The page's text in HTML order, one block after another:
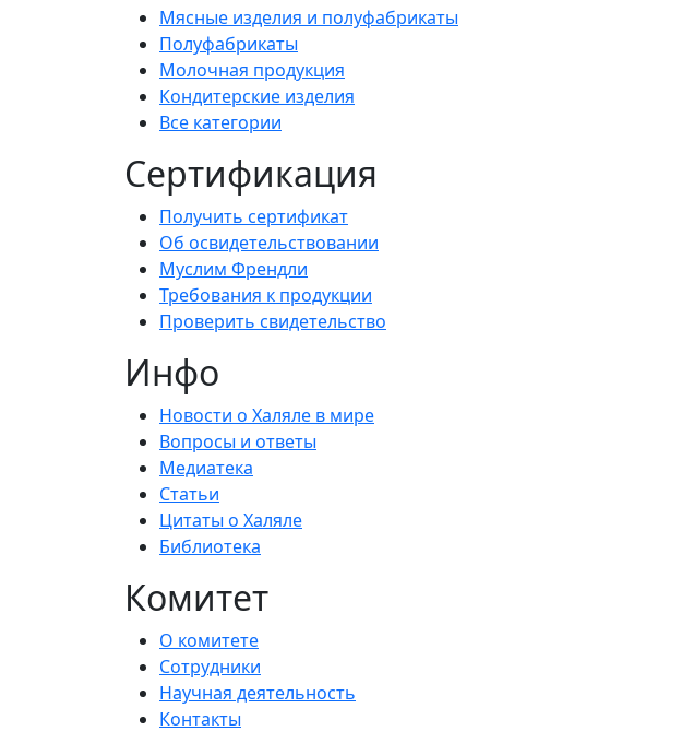
Мясные изделия и полуфабрикаты
Полуфабрикаты
Молочная продукция
Кондитерские изделия
Все категории
Сертификация
Получить сертификат
Об освидетельствовании
Муслим Френдли
Требования к продукции
Проверить свидетельство
Инфо
Новости о Халяле в мире
Вопросы и ответы
Медиатека
Статьи
Цитаты о Халяле
Библиотека
Комитет
О комитете
Сотрудники
Научная деятельность
Контакты